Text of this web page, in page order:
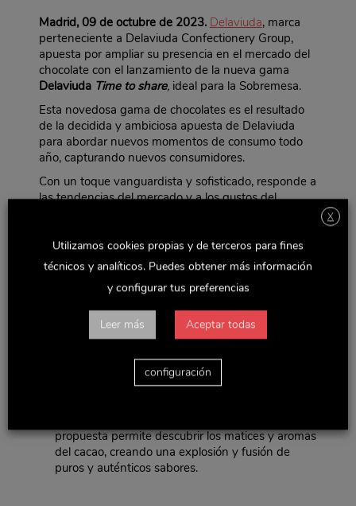
Madrid, 09 de octubre de 2023. Delaviuda, marca
perteneciente a Delaviuda Confectionery Group,
apuesta por ampliar su presencia en el mercado del
chocolate con el lanzamiento de la nueva gama
Delaviuda Time to share, ideal para la Sobremesa.
Esta novedosa gama de chocolates es el resultado
de la decidida y ambiciosa apuesta de Delaviuda
para abordar nuevos momentos de consumo todo
año, capturando nuevos consumidores.
Con un toque vanguardista y sofisticado, responde a
las tendencias del mercado y a los gustos del
recuerdos… invitándoles a disfrutar y extender el
momento de la sobremesa.
La gama presenta una propuesta única para cada
“Origin lovers” surtido selección de chocolates de
. Para los amantes del cacao de origen que
buscan una experiencia diferente y completa,
donde el chocolate hace un tándem perfecto con
el momento café. Compuesta por 3 variedades
propuesta permite descubrir los matices y aromas
del cacao, creando una explosión y fusión de
puros y auténticos sabores.
X
Utilizamos cookies propias y de terceros para fines
técnicos y analíticos. Puedes obtener más información
y configurar tus preferencias
Leer más Aceptar todas
configuración